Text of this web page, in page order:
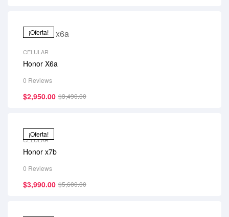
¡Oferta!
CELULAR
Honor X6a
0 Reviews
$3,490.00
$2,950.00
¡Oferta!
CELULAR
Honor x7b
0 Reviews
$5,600.00
$3,990.00